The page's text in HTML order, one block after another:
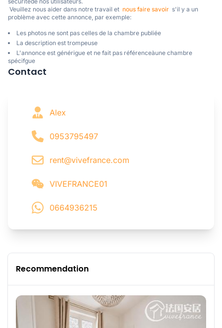
Veuillez nous aider dans notre travail et nous faire savoir
  s'il y a un
problème avec cette annonce, par exemple:
Les photos ne sont pas celles de la chambre publiée
La description est trompeuse
L'annonce est générigue et ne fait pas référenceàune chambre
spécifgue
Contact
Alex
0953795497
rent@vivefrance.com
VIVEFRANCE01
0664936215
Recommendation